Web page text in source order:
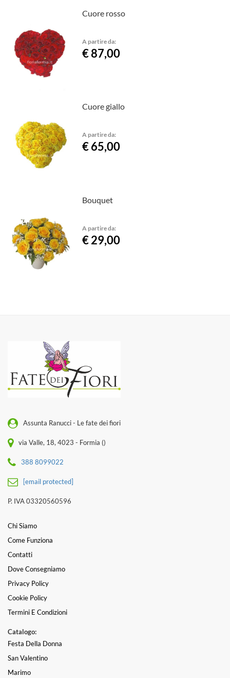
Cuore rosso
A partire da:
€ 87,00
Cuore giallo
A partire da:
€ 65,00
Bouquet
A partire da:
€ 29,00
Assunta Ranucci - Le fate dei fiori
via Valle, 18, 4023 - Formia ()
388 8099022
[email protected]
P. IVA 03320560596
Chi Siamo
Come Funziona
Contatti
Dove Consegniamo
Privacy Policy
Cookie Policy
Termini E Condizioni
Catalogo:
Festa Della Donna
San Valentino
Marimo